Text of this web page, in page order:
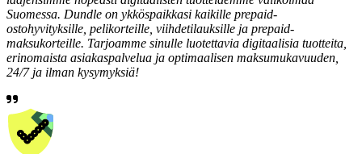
Suomessa. Dundle on ykköspaikkasi kaikille prepaid-
ostohyvityksille, pelikorteille, viihdetilauksille ja prepaid-
maksukorteille. Tarjoamme sinulle luotettavia digitaalisia tuotteita,
erinomaista asiakaspalvelua ja optimaalisen maksumukavuuden,
24/7 ja ilman kysymyksiä!